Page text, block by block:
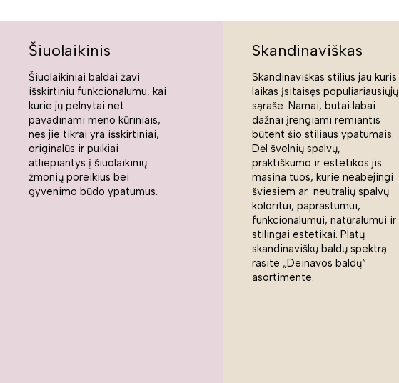
Šiuolaikinis
Šiuolaikiniai baldai žavi
išskirtiniu funkcionalumu, kai
kurie jų pelnytai net
pavadinami meno kūriniais,
nes jie tikrai yra išskirtiniai,
originalūs ir puikiai
atliepiantys į šiuolaikinių
žmonių poreikius bei
gyvenimo būdo ypatumus.
Skandinaviškas
Skandinaviškas stilius jau kuris
laikas įsitaisęs populiariausiųjų
sąraše. Namai, butai labai
dažnai įrengiami remiantis
būtent šio stiliaus ypatumais.
Dėl švelnių spalvų,
praktiškumo ir estetikos jis
masina tuos, kurie neabejingi
šviesiem ar neutralių spalvų
koloritui, paprastumui,
funkcionalumui, natūralumui ir
stilingai estetikai. Platų
skandinaviškų baldų spektrą
rasite „Deinavos baldų“
asortimente.